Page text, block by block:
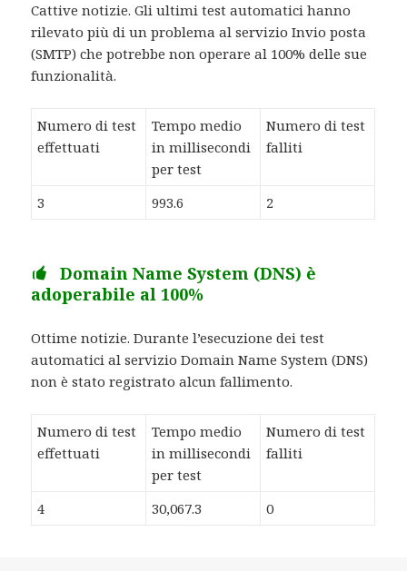
Cattive notizie. Gli ultimi test automatici hanno
rilevato più di un problema al servizio Invio posta
(SMTP) che potrebbe non operare al 100% delle sue
funzionalità.
Numero di test
effettuati
Tempo medio
in millisecondi
per test
Numero di test
falliti
3 993.6 2
Domain Name System (DNS) è
adoperabile al 100%
Ottime notizie. Durante l’esecuzione dei test
automatici al servizio Domain Name System (DNS)
non è stato registrato alcun fallimento.
Numero di test
effettuati
Tempo medio
in millisecondi
per test
Numero di test
falliti
4 30,067.3 0